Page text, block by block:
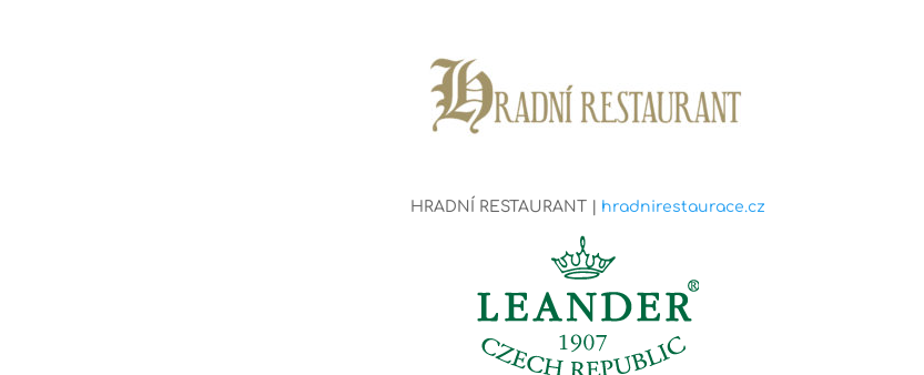
HRADNÍ RESTAURANT | hradnirestaurace.cz